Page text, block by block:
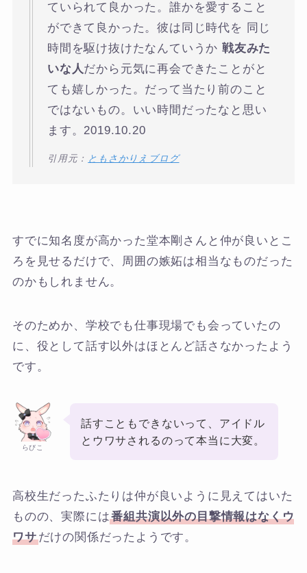
ていられて良かった。誰かを愛すること
ができて良かった。彼は同じ時代を 同じ
時間を駆け抜けたなんていうか戦友みた
いな人だから元気に再会できたことがと
ても嬉しかった。だって当たり前のこと
ではないもの。いい時間だったなと思い
ます。2019.10.20
引用元： ともさかりえブログ
すでに知名度が高かった堂本剛さんと仲が良いとこ
ろを見せるだけで、周囲の嫉妬は相当なものだった
のかもしれません。
そのためか、学校でも仕事現場でも会っていたの
に、役として話す以外はほとんど話さなかったよう
です。
らびこ
話すこともできないって、アイドル
とウワサされるのって本当に大変。
高校生だったふたりは仲が良いように見えてはいた
ものの、実際には番組共演以外の目撃情報はなくウ
ワサだけの関係だったようです。